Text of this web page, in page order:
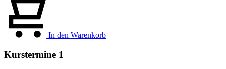
In den Warenkorb
Kurstermine 1